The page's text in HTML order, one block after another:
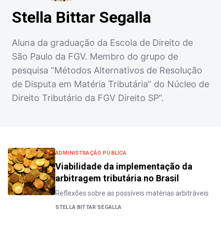
Stella Bittar Segalla
Aluna da graduação da Escola de Direito de
São Paulo da FGV. Membro do grupo de
pesquisa “Métodos Alternativos de Resolução
de Disputa em Matéria Tributária” do Núcleo de
Direito Tributário da FGV Direito SP”.
ADMINISTRAÇÃO PÚBLICA
Viabilidade da implementação da
arbitragem tributária no Brasil
Reflexões sobre as possíveis matérias arbitráveis
STELLA BITTAR SEGALLA